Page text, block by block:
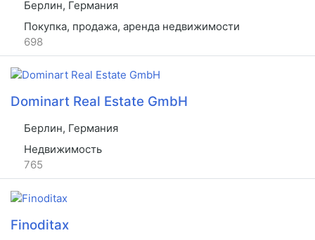
Берлин, Германия
Покупка, продажа, аренда недвижимости
698
Dominart Real Estate GmbH
Берлин, Германия
Недвижимость
765
Finoditax